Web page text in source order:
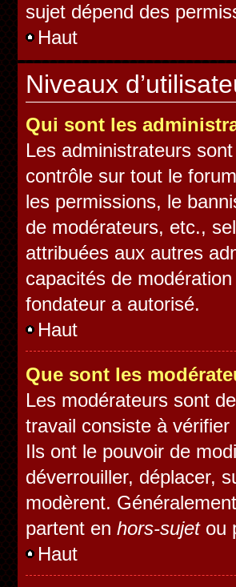
sujet dépend des
Haut
Niveaux
Qui sont les
Les administrateurs
contrôle sur tout le
les permissions, le
de modérateurs, etc.,
attribuées aux autres
capacités de
fondateur a autorisé.
Haut
Que sont les
Les modérateurs sont
travail consiste à
Ils ont le pouvoir de
déverrouiller, déplacer,
modèrent.
partent en hors-sujetou
Haut